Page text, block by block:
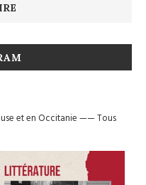
et en Occitanie——Tous